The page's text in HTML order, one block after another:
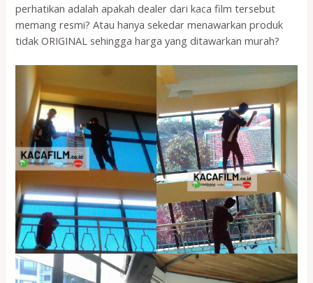
perhatikan adalah apakah dealer dari kaca film tersebut
memang resmi? Atau hanya sekedar menawarkan produk
tidak ORIGINAL sehingga harga yang ditawarkan murah?